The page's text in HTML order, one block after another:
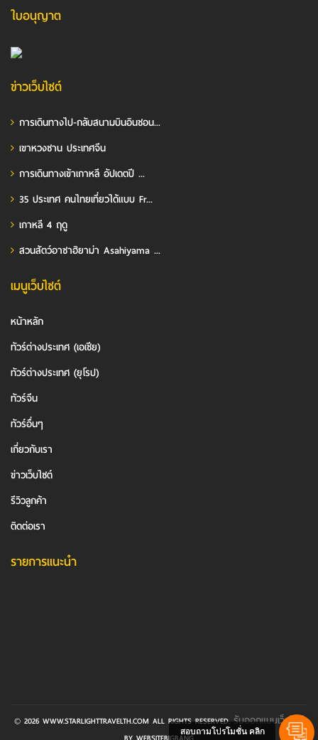
ใบอนุญาต
ข่าวเว็บไซต์
การเดินทางไป-กลับสนามบินอินชอน...
เขาหวงซาน ประเทศจีน
การเดินทางเข้าเกาหลี อัปเดตปี ...
35 ประเทศ คนไทยเที่ยวได้แบบ Fr...
เกาหลี 4 ฤดู
สวนสัตว์อาซาฮิยาม่า Asahiyama ...
เมนูเว็บไซต์
หน้าหลัก
ทัวร์ต่างประเทศ (เอเชีย)
ทัวร์ต่างประเทศ (ยุโรป)
ทัวร์จีน
ทัวร์อื่นๆ
เกี่ยวกับเรา
ข่าวเว็บไซต์
รีวิวลูกค้า
ติดต่อเรา
รายการแนะนำ
© 2026 WWW.STARLIGHTTRAVELTH.COM ALL RIGHTS RESERVED.รับออกแบบเว็บไซต์
สอบถามโปรโมชั่น คลิก